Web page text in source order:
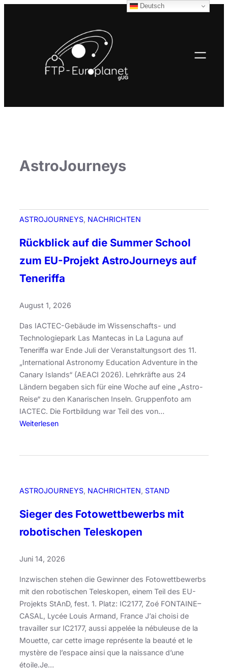
AstroJourneys
ASTROJOURNEYS, NACHRICHTEN
Rückblick auf die Summer School
zum EU-Projekt AstroJourneys auf
Teneriffa
August 1, 2026
Das IACTEC-Gebäude im Wissenschafts- und
Technologiepark Las Mantecas in La Laguna auf
Teneriffa war Ende Juli der Veranstaltungsort des 11.
„International Astronomy Education Adventure in the
Canary Islands“ (AEACI 2026). Lehrkräfte aus 24
Ländern begaben sich für eine Woche auf eine „Astro-
Reise“ zu den Kanarischen Inseln. Gruppenfoto am
IACTEC. Die Fortbildung war Teil des von…
Weiterlesen:
i
c
k
u
d
i
e
S
u
m
m
ASTROJOURNEYS, NACHRICHTEN, STAND
Sieger des Fotowettbewerbs mit
robotischen Teleskopen
Juni 14, 2026
Inzwischen stehen die Gewinner des Fotowettbewerbs
mit den robotischen Teleskopen, einem Teil des EU-
Projekts StAnD, fest. 1. Platz: IC2177, Zoé FONTAINE–
CASAL, Lycée Louis Armand, France J’ai choisi de
travailler sur IC2177, aussi appelée la nébuleuse de la
Mouette, car cette image représente la beauté et le
mystère de l’espace ainsi que la naissance d’une
étoile.Je…
Deutsch